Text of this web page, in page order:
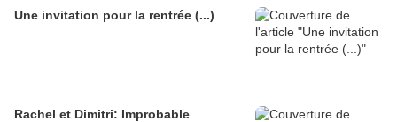
Une invitation pour la rentrée (...)
Rachel et Dimitri: Improbable